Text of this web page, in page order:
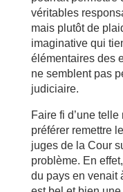
véritables
mais plutôt de
imaginative qui
élémentaires des
ne semblent pas
judiciaire.
Faire fi d’une
préférer remettre
juges de la Cour
problème. En
du pays en venait